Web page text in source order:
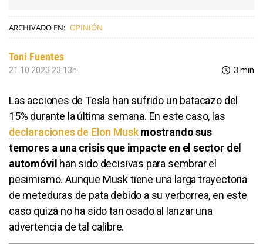
ARCHIVADO EN: OPINIÓN
Toni Fuentes
21.10.2023 23:13h 3 min
Las acciones de Tesla han sufrido un batacazo del
15% durante la última semana. En este caso, las
declaraciones de Elon Muskmostrando sus
temores a una crisis que impacte en el sector del
automóvil han sido decisivas para sembrar el
pesimismo. Aunque Musk tiene una larga trayectoria
de meteduras de pata debido a su verborrea, en este
caso quizá no ha sido tan osado al lanzar una
advertencia de tal calibre.